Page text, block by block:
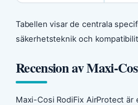
Tabellen visar de centrala
säkerhetsteknik och
Recension av Maxi-
Maxi-Cosi RodiFix AirProtect